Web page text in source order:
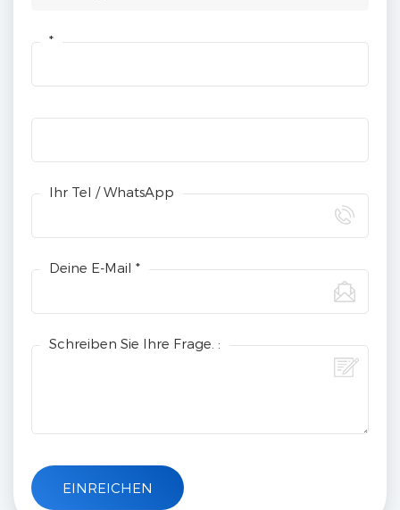
*
Ihr Tel / WhatsApp
Deine E-Mail *
Schreiben Sie Ihre Frage. :